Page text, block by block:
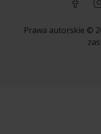
Prawa autorskie ©